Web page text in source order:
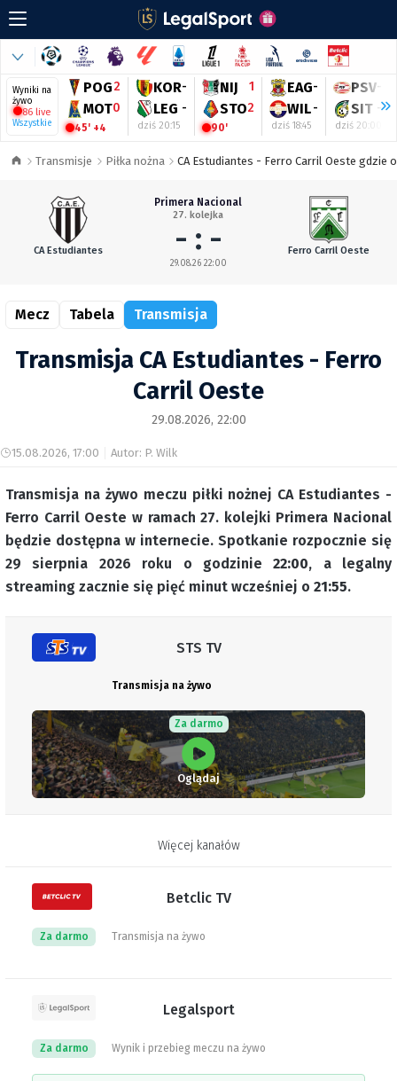
Wyniki na
żywo
86 live
Wszystkie
POG2
MOT0
45' +4
KOR-
LEG -
dziś 20:15
NIJ 1
STO2
90'
EAG-
WIL-
dziś 18:45
PSV-
SIT -
dziś 20:00
Transmisje Piłka nożna CA Estudiantes - Ferro Carril Oeste gdzie
CA Estudiantes
Primera Nacional
27. kolejka
- : -
29.08.26 22:00
Ferro Carril Oeste
Mecz Tabela Transmisja
Transmisja CA Estudiantes - Ferro
Carril Oeste
29.08.2026, 22:00
15.08.2026, 17:00 Autor: P. Wilk
Transmisja na żywo meczu piłki nożnej CA Estudiantes -
Ferro Carril Oeste w ramach 27. kolejki Primera Nacional
będzie dostępna w internecie. Spotkanie rozpocznie się
29 sierpnia 2026 roku o godzinie22:00, a legalny
streaming zacznie się pięć minut wcześniej o 21:55.
STS TV
Transmisja na żywo
Za darmo
Oglądaj
Więcej kanałów
Betclic TV
Transmisja na żywo
Za darmo
Legalsport
Wynik i przebieg meczu na żywo
Za darmo